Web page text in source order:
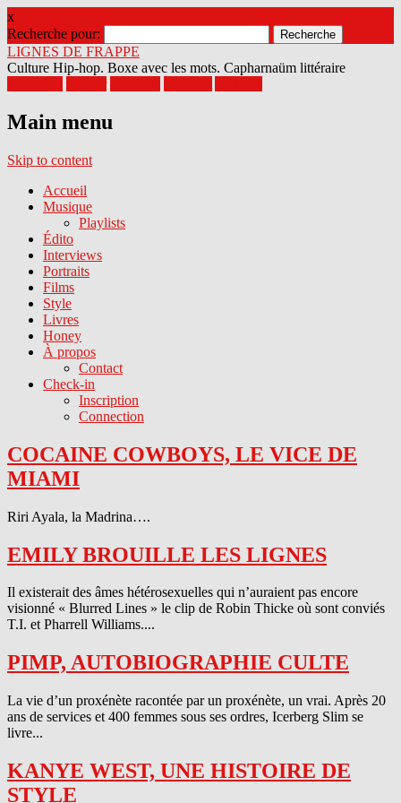
x
Recherche pour:
LIGNES DE FRAPPE
Culture Hip-hop. Boxe avec les mots. Capharnaüm littéraire
Main menu
Skip to content
Accueil
Musique
Playlists
Édito
Interviews
Portraits
Films
Style
Livres
Honey
À propos
Contact
Check-in
Inscription
Connection
COCAINE COWBOYS, LE VICE DE
MIAMI
Riri Ayala, la Madrina….
EMILY BROUILLE LES LIGNES
Il existerait des âmes hétérosexuelles qui n’auraient pas encore
visionné « Blurred Lines » le clip de Robin Thicke où sont conviés
T.I. et Pharrell Williams....
PIMP, AUTOBIOGRAPHIE CULTE
La vie d’un proxénète racontée par un proxénète, un vrai. Après 20
ans de services et 400 femmes sous ses ordres, Icerberg Slim se
livre...
KANYE WEST, UNE HISTOIRE DE
STYLE